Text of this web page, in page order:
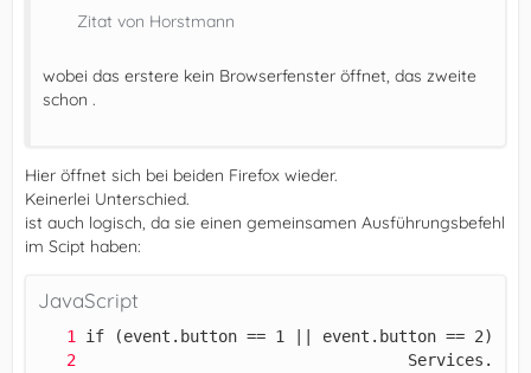
Alles anzeigen
Mfg.
Zitat von Horstmann
wobei das erstere kein Browserfenster öffnet, das zweite
schon .
Hier öffnet sich bei beiden Firefox wieder.
Keinerlei Unterschied.
ist auch logisch, da sie einen gemeinsamen Ausführungsbefehl
im Scipt haben:
JavaScript